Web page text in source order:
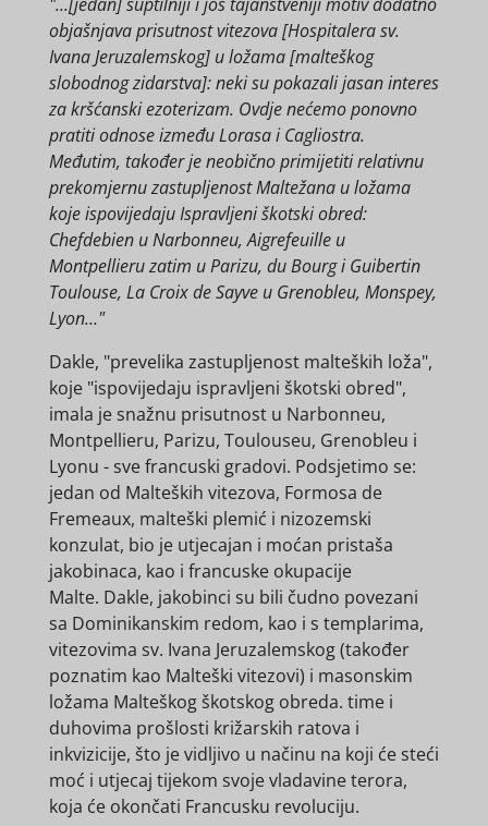
objašnjava prisutnost vitezova [Hospitalera sv.
Ivana Jeruzalemskog] u ložama [malteškog
slobodnog zidarstva]: neki su pokazali jasan interes
za kršćanski ezoterizam. Ovdje nećemo ponovno
pratiti odnose između Lorasa i Cagliostra.
Međutim, također je neobično primijetiti relativnu
prekomjernu zastupljenost Maltežana u ložama
koje ispovijedaju Ispravljeni škotski obred:
Chefdebien u Narbonneu, Aigrefeuille u
Montpellieru zatim u Parizu, du Bourg i Guibertin
Toulouse, La Croix de Sayve u Grenobleu, Monspey,
Lyon…"
Dakle, "prevelika zastupljenost malteških loža",
koje "ispovijedaju ispravljeni škotski obred",
imala je snažnu prisutnost u Narbonneu,
Montpellieru, Parizu, Toulouseu, Grenobleu i
Lyonu - sve francuski gradovi. Podsjetimo se:
jedan od Malteških vitezova, Formosa de
Fremeaux, malteški plemić i nizozemski
konzulat, bio je utjecajan i moćan pristaša
jakobinaca, kao i francuske okupacije
Malte. Dakle, jakobinci su bili čudno povezani
sa Dominikanskim redom, kao i s templarima,
vitezovima sv. Ivana Jeruzalemskog (također
poznatim kao Malteški vitezovi) i masonskim
ložama Malteškog škotskog obreda. time i
duhovima prošlosti križarskih ratova i
inkvizicije, što je vidljivo u načinu na koji će steći
moć i utjecaj tijekom svoje vladavine terora,
koja će okončati Francusku revoluciju.